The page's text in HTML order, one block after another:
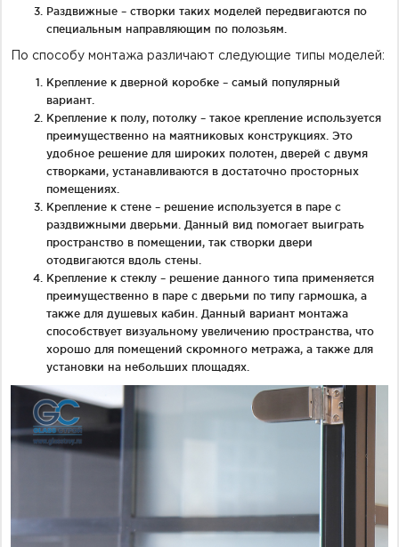
Раздвижные – створки таких моделей передвигаются по
специальным направляющим по полозьям.
По способу монтажа различают следующие типы моделей:
Крепление к дверной коробке – самый популярный
вариант.
Крепление к полу, потолку – такое крепление используется
преимущественно на маятниковых конструкциях. Это
удобное решение для широких полотен, дверей с двумя
створками, устанавливаются в достаточно просторных
помещениях.
Крепление к стене – решение используется в паре с
раздвижными дверьми. Данный вид помогает выиграть
пространство в помещении, так створки двери
отодвигаются вдоль стены.
Крепление к стеклу – решение данного типа применяется
преимущественно в паре с дверьми по типу гармошка, а
также для душевых кабин. Данный вариант монтажа
способствует визуальному увеличению пространства, что
хорошо для помещений скромного метража, а также для
установки на небольших площадях.